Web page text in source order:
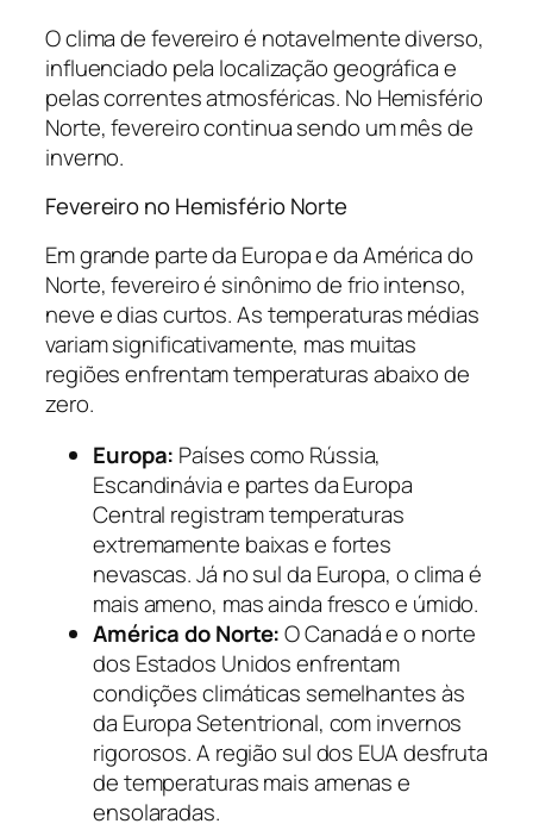
O clima de fevereiro é notavelmente diverso,
influenciado pela localização geográfica e
pelas correntes atmosféricas. No Hemisfério
Norte, fevereiro continua sendo um mês de
inverno.
Fevereiro no Hemisfério Norte
Em grande parte da Europa e da América do
Norte, fevereiro é sinônimo de frio intenso,
neve e dias curtos. As temperaturas médias
variam significativamente, mas muitas
regiões enfrentam temperaturas abaixo de
zero.
Europa: Países como Rússia,
Escandinávia e partes da Europa
Central registram temperaturas
extremamente baixas e fortes
nevascas. Já no sul da Europa, o clima é
mais ameno, mas ainda fresco e úmido.
América do Norte:O Canadá e o norte
dos Estados Unidos enfrentam
condições climáticas semelhantes às
da Europa Setentrional, com invernos
rigorosos. A região sul dos EUA desfruta
de temperaturas mais amenas e
ensolaradas.